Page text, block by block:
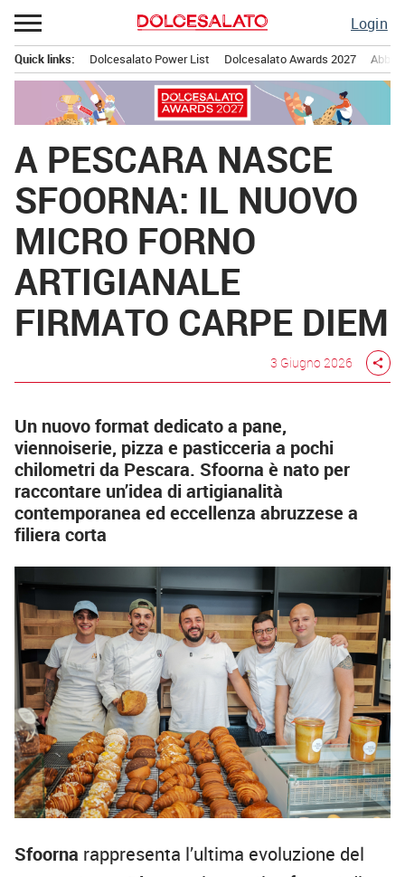
Passa
al
contenuto
Login
principale
Quick links: Dolcesalato Power List Dolcesalato Awards 2027
A PESCARA NASCE
SFOORNA: IL NUOVO
MICRO FORNO
ARTIGIANALE
FIRMATO CARPE DIEM
3 Giugno 2026 share
Un nuovo format dedicato a pane,
viennoiserie, pizza e pasticceria a pochi
chilometri da Pescara. Sfoorna è nato per
raccontare un’idea di artigianalità
contemporanea ed eccellenza abruzzese a
filiera corta
Sfoorna rappresenta l’ultima evoluzione del